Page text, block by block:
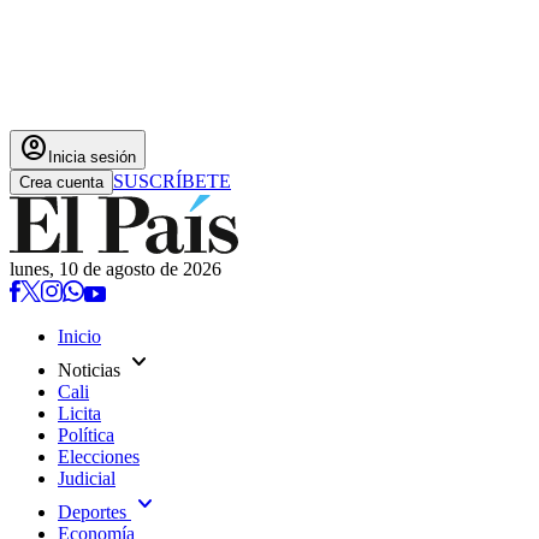
account_circle Inicia sesión
Crea cuenta SUSCRÍBETE
lunes, 10 de agosto de 2026
Inicio
Noticias expand_more
Cali
Licita
Política
Elecciones
Judicial
Deportes expand_more
Economía